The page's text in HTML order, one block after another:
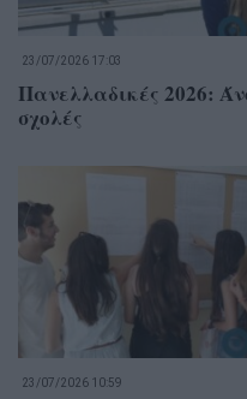
23/07/2026 17:03
Πανελλαδικές 2026:
σχολές
23/07/2026 10:59